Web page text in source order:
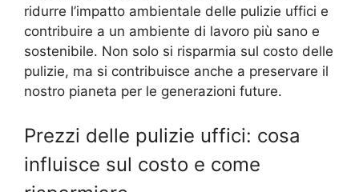
ridurre l’impatto ambientale delle pulizie uffici e
contribuire a un ambiente di lavoro più sano e
sostenibile. Non solo si risparmia sul costo delle
pulizie, ma si contribuisce anche a preservare il
nostro pianeta per le generazioni future.
Prezzi delle pulizie uffici: cosa
influisce sul costo e come